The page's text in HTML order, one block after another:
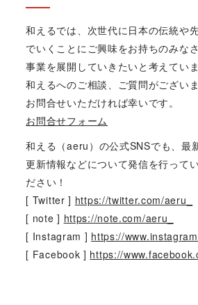
和えるでは、次世代に日本の伝統や
でいくことにご興味をお持ちのみな
事業を展開していきたいと考えていま
和えるへのご相談、ご質問がござい
お問合せいただければ幸いです。
お問合せフォーム
和える（aeru）の公式SNSでも、最
更新情報などについて発信を行って
ださい！
[ Twitter ] https://twitter.com/aeru_
[ note ] https://note.com/aeru_
[ Instagram ] https://
[ Facebook ] https://